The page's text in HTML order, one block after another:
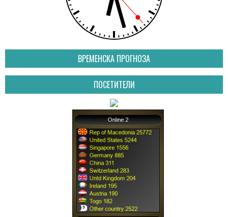
ВРЕМЕНСКА ПРОГНОЗА
ПОСЕТИТЕЛИ